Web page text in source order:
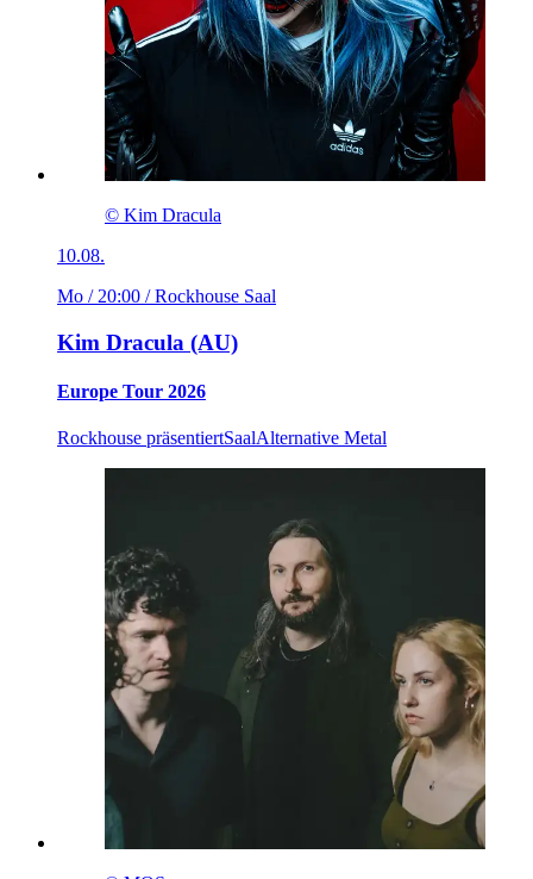
© Kim Dracula
10.08.
Mo / 20:00 / Rockhouse Saal
Kim Dracula (AU)
Europe Tour 2026
Rockhouse präsentiertSaalAlternative Metal